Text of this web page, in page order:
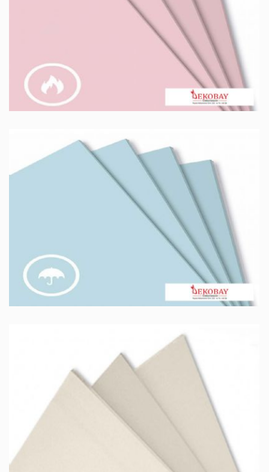
YANGINA DAYANIKLI ALÇI PLAKA
SU VE NEME DAYANIKLI ALÇI PLAKA
STANDART ALÇI PLAKA